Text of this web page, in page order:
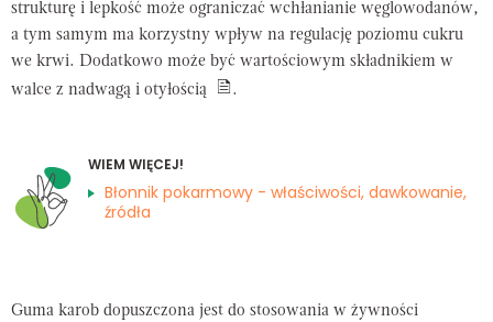
strukturę i lepkość może ograniczać wchłanianie węglowodanów,
a tym samym ma korzystny wpływ na regulację poziomu cukru
we krwi. Dodatkowo może być wartościowym składnikiem w
walce z nadwagą i otyłością
.
WIEM WIĘCEJ!
Błonnik pokarmowy - właściwości, dawkowanie,
źródła
Guma karob dopuszczona jest do stosowania w żywności